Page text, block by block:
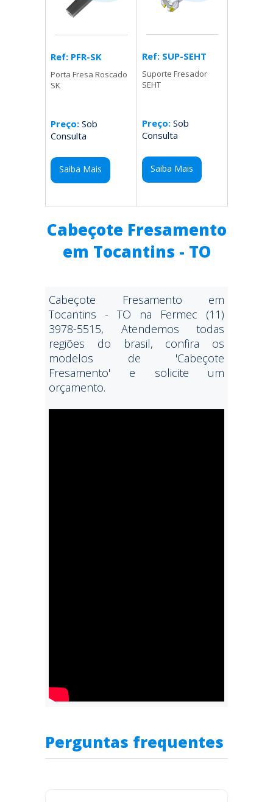
Ref: PFR-SK
Porta Fresa Roscado
SK
Preço: Sob
Consulta
Saiba Mais
Ref: SUP-SEHT
Suporte Fresador
SEHT
Preço:Sob
Consulta
Saiba Mais
Cabeçote Fresamento
em Tocantins - TO
Cabeçote Fresamento em
Tocantins - TO na Fermec (11)
3978-5515, Atendemos todas
regiões do brasil, confira os
modelos de 'Cabeçote
Fresamento' e solicite um
orçamento.
Perguntas frequentes